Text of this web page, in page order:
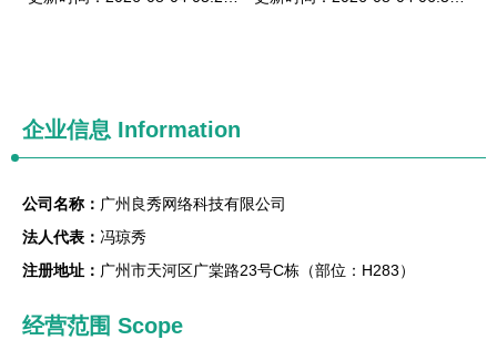
企业信息 Information
公司名称： 广州良秀网络科技有限公司
法人代表： 冯琼秀
注册地址： 广州市天河区广棠路23号C栋（部位：H283）
经营范围 Scope